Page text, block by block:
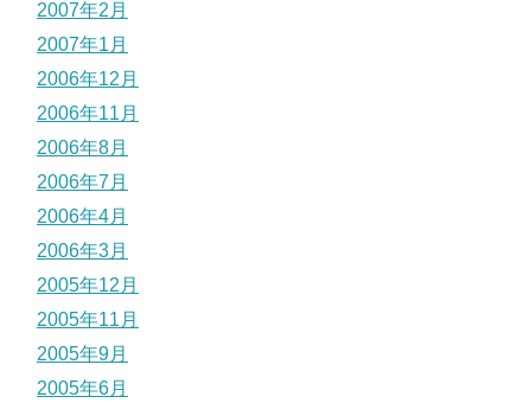
2007年2月
2007年1月
2006年12月
2006年11月
2006年8月
2006年7月
2006年4月
2006年3月
2005年12月
2005年11月
2005年9月
2005年6月